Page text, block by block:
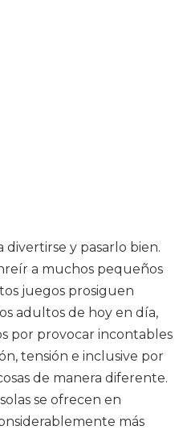
y pasarlo bien.
a muchos pequeños
juegos prosiguen
adultos de hoy en día,
por provocar incontables
tensión e inclusive por
de manera diferente.
se ofrecen en
más